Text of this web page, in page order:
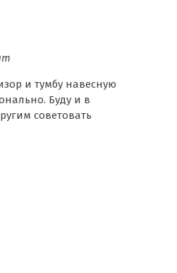
и тумбу навесную
Буду и в
советовать